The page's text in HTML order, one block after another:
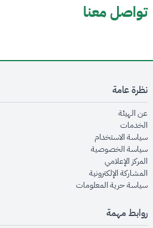
تواصل معنا
نظرة عامة
عن الهيئةopens in new window
الخدماتopens in new window
سياسة الاستخدام
سياسة الخصوصيةopens in new window
المركز الإعلاميopens in new window
المشاركة الإلكترونيةopens in new window
سياسة حرية المعلوماتopens in new window
روابط مهمة